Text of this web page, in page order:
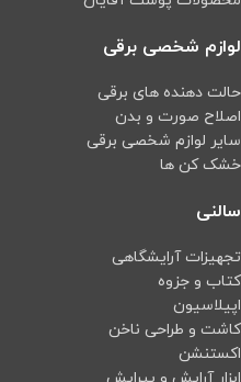
لوازم شخصی برقی
حالت دهنده های برقی
اصلاح صورت و بدن
سایر لوازم شخصی برقی
خشک کن ها
سالنی
تجهیزات آرایشگاهی
کتاب و جزوه
اپیلاسیون
کاشت و طراحی ناخن
اکستنشن
ابزار آرایش و پیرایش